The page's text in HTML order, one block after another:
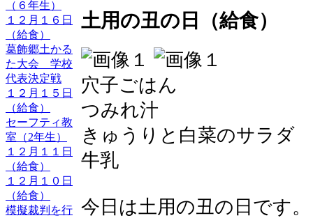
（６年生）
１２月１６日
（給食）
葛飾郷土かる
た大会 学校
代表決定戦
１２月１５日
（給食）
セーフティ教
室（2年生）
１２月１１日
（給食）
１２月１０日
（給食）
模擬裁判を行
土用の丑の日（給食）
穴子ごはん
つみれ汁
きゅうりと白菜のサラダ
牛乳
今日は土用の丑の日です